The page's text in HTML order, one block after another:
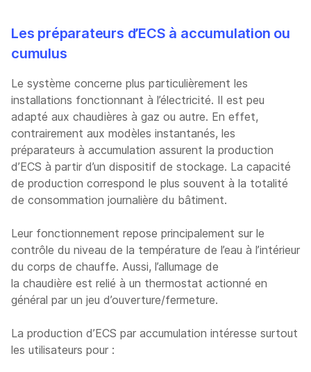
Les préparateurs d’ECS à accumulation ou
cumulus
Le système concerne plus particulièrement les
installations fonctionnant à l’électricité. Il est peu
adapté aux chaudières à gaz ou autre. En effet,
contrairement aux modèles instantanés, les
préparateurs à accumulation assurent la production
d’ECS à partir d’un dispositif de stockage. La capacité
de production correspond le plus souvent à la totalité
de consommation journalière du bâtiment.
Leur fonctionnement repose principalement sur le
contrôle du niveau de la température de l’eau à l’intérieur
du corps de chauffe. Aussi, l’allumage de
la chaudière est relié à un thermostat actionné en
général par un jeu d’ouverture/fermeture.
La production d’ECS par accumulation intéresse surtout
les utilisateurs pour :